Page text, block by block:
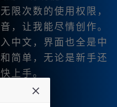
限次数的使用权限，
，让我能尽情创作。
中文，界面也全是中
简单，无论是新手还
上手。
优势